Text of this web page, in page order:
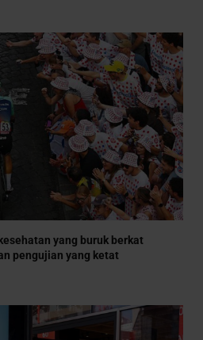
yang buruk berkat
pengujian yang ketat